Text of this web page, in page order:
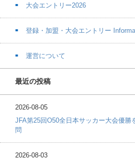
大会エントリー2026
登録・加盟・大会エントリー
運営について
最近の投稿
2026-08-05
JFA第25回O50全日本サッカー大会優
問
2026-08-03